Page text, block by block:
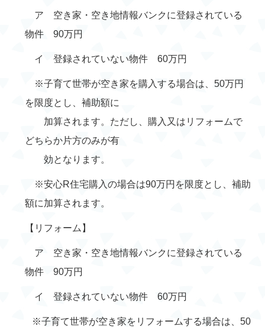
ア 空き家・空き地情報バンクに登録されている
物件 90万円
イ 登録されていない物件 60万円
※子育て世帯が空き家を購入する場合は、50万円
を限度とし、補助額に
加算されます。ただし、購入又はリフォームで
どちらか片方のみが有
効となります。
※安心R住宅購入の場合は90万円を限度とし、補助
額に加算されます。
【リフォーム】
ア 空き家・空き地情報バンクに登録されている
物件 90万円
イ 登録されていない物件 60万円
※子育て世帯が空き家をリフォームする場合は、50